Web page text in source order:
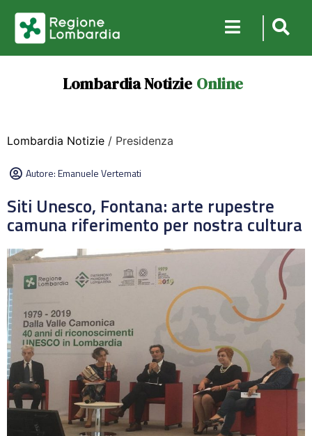
Lombardia Notizie Online
Lombardia Notizie / Presidenza
Autore:Emanuele Vertemati
Siti Unesco, Fontana: arte rupestre
camuna riferimento per nostra cultura